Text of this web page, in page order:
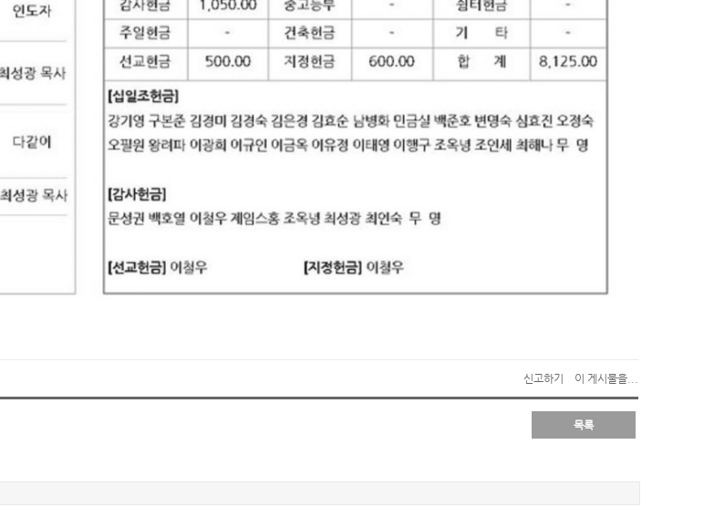
신고하기 이 게시물을...
목록